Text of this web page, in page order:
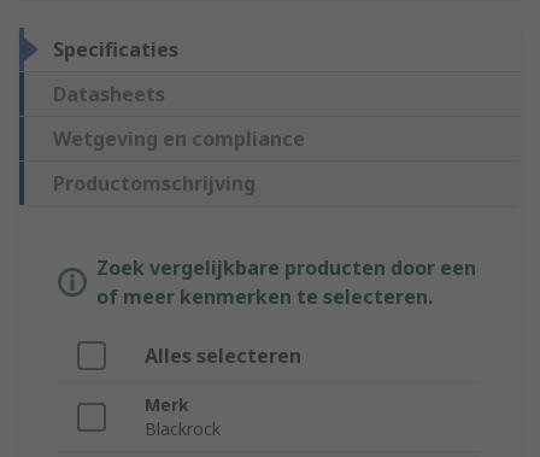
Specificaties
Datasheets
Wetgeving en compliance
Productomschrijving
Zoek vergelijkbare producten door een
of meer kenmerken te selecteren.
Alles selecteren
Merk
Blackrock